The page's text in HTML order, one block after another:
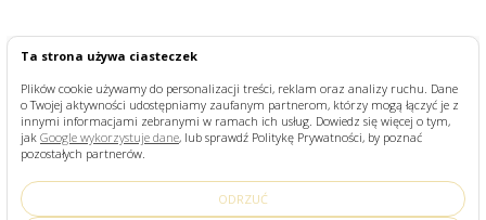
Ta strona używa ciasteczek
Plików cookie używamy do personalizacji treści, reklam oraz analizy ruchu. Dane
o Twojej aktywności udostępniamy zaufanym partnerom, którzy mogą łączyć je z
innymi informacjami zebranymi w ramach ich usług. Dowiedz się więcej o tym,
jak Google wykorzystuje dane, lub sprawdź Politykę Prywatności, by poznać
pozostałych partnerów.
ODRZUĆ